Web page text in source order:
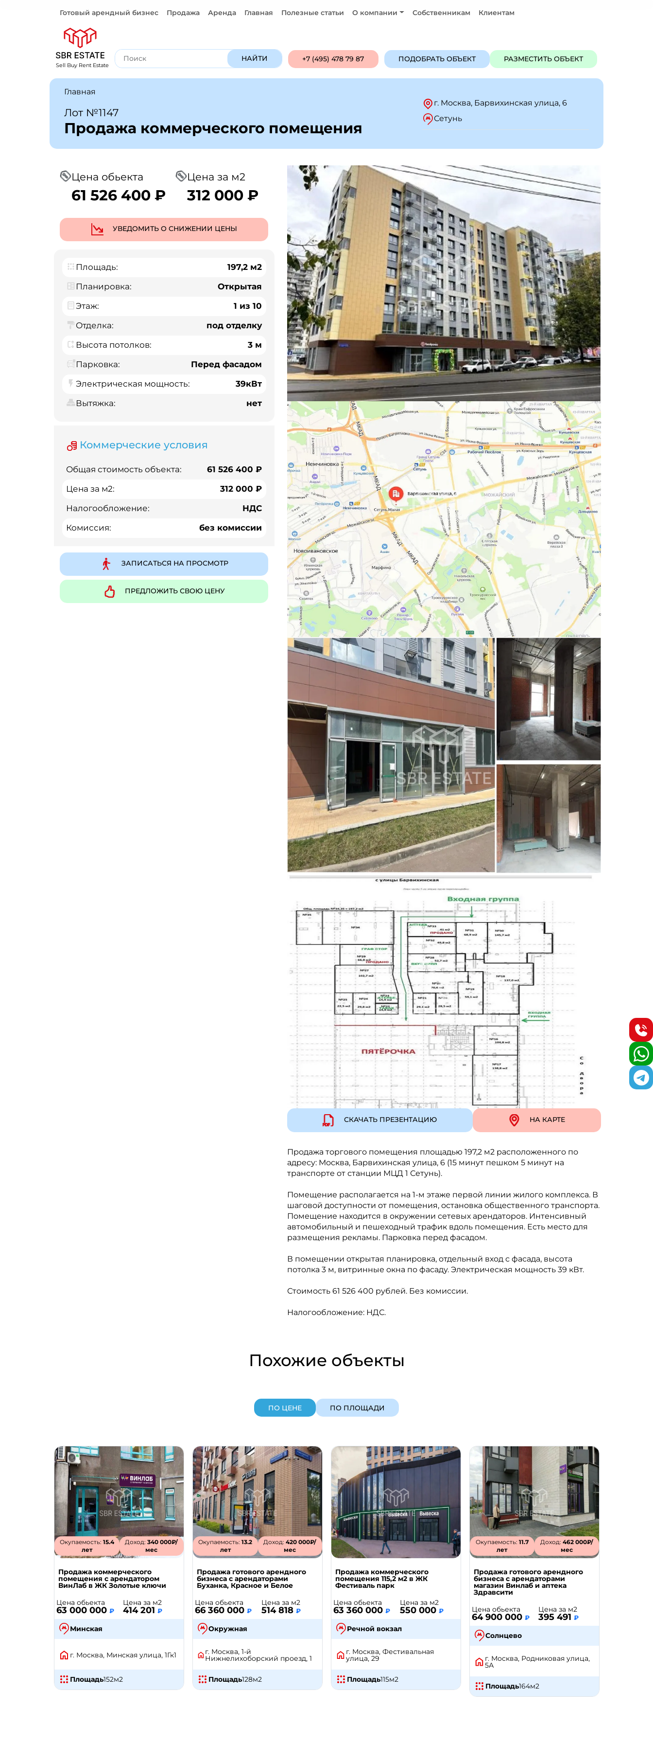
Готовый арендный бизнес Продажа Аренда Главная Полезные статьи О компании Собственникам Клиентам
Sell Buy Rent Estate
НАЙТИ +7 (495) 478 79 87 ПОДОБРАТЬ ОБЪЕКТ РАЗМЕСТИТЬ ОБЪЕКТ
Главная
Лот №1147
Продажа коммерческого помещения
г. Москва, Барвихинская улица, 6
Сетунь
СКАЧАТЬ ПРЕЗЕНТАЦИЮ НА КАРТЕ
Цена обьекта
61 526 400 ₽
Цена за м2
312 000 ₽
УВЕДОМИТЬ О СНИЖЕНИИ ЦЕНЫ
Площадь:
197,2 м2
Планировка:
Открытая
Этаж:
1 из 10
Отделка:
под отделку
Высота потолков:
3 м
Парковка:
Перед фасадом
Электрическая мощность:
39кВт
Вытяжка:
нет
Коммерческие условия
Общая стоимость объекта:
61 526 400 ₽
Цена за м2:
312 000 ₽
Налогообложение:
НДС
Комиссия:
без комиссии
ЗАПИСАТЬСЯ НА ПРОСМОТР
ПРЕДЛОЖИТЬ СВОЮ ЦЕНУ
Продажа торгового помещения площадью 197,2 м2 расположенного по
адресу: Москва, Барвихинская улица, 6 (15 минут пешком 5 минут на
транспорте от станции МЦД 1 Сетунь).
Помещение располагается на 1-м этаже первой линии жилого комплекса. В
шаговой доступности от помещения, остановка общественного транспорта.
Помещение находится в окружении сетевых арендаторов. Интенсивный
автомобильный и пешеходный трафик вдоль помещения. Есть место для
размещения рекламы. Парковка перед фасадом.
В помещении открытая планировка, отдельный вход с фасада, высота
потолка 3 м, витринные окна по фасаду. Электрическая мощность 39 кВт.
Стоимость 61 526 400 рублей. Без комиссии.
Налогообложение: НДС.
Похожие объекты
ПО ЦЕНЕ ПО ПЛОЩАДИ
Окупаемость: 15.4
лет
Доход:340 000₽/
мес
Продажа коммерческого
помещения с арендатором
ВинЛаб в ЖК Золотые ключи
Цена обьекта
63 000 000 ₽
Цена за м2
414 201 ₽
Минская
г. Москва, Минская улица, 1Гк1
Площадь152м2
Окупаемость:13.2
лет
Доход:420 000₽/
мес
Продажа готового арендного
бизнеса с арендаторами
Буханка, Красное и Белое
Цена обьекта
66 360 000 ₽
Цена за м2
514 818 ₽
Окружная
г. Москва, 1-й
Нижнелихоборский проезд, 1
Площадь128м2
Продажа коммерческого
помещения 115,2 м2 в ЖК
Фестиваль парк
Цена обьекта
63 360 000 ₽
Цена за м2
550 000 ₽
Речной вокзал
г. Москва, Фестивальная
улица, 29
Площадь115м2
Окупаемость: 11.7
лет
Доход: 462 000₽/
мес
Продажа готового арендного
бизнеса с арендаторами
магазин Винлаб и аптека
Здравсити
Цена обьекта
64 900 000 ₽
Цена за м2
395 491 ₽
Солнцево
г. Москва, Родниковая улица,
5А
Площадь164м2